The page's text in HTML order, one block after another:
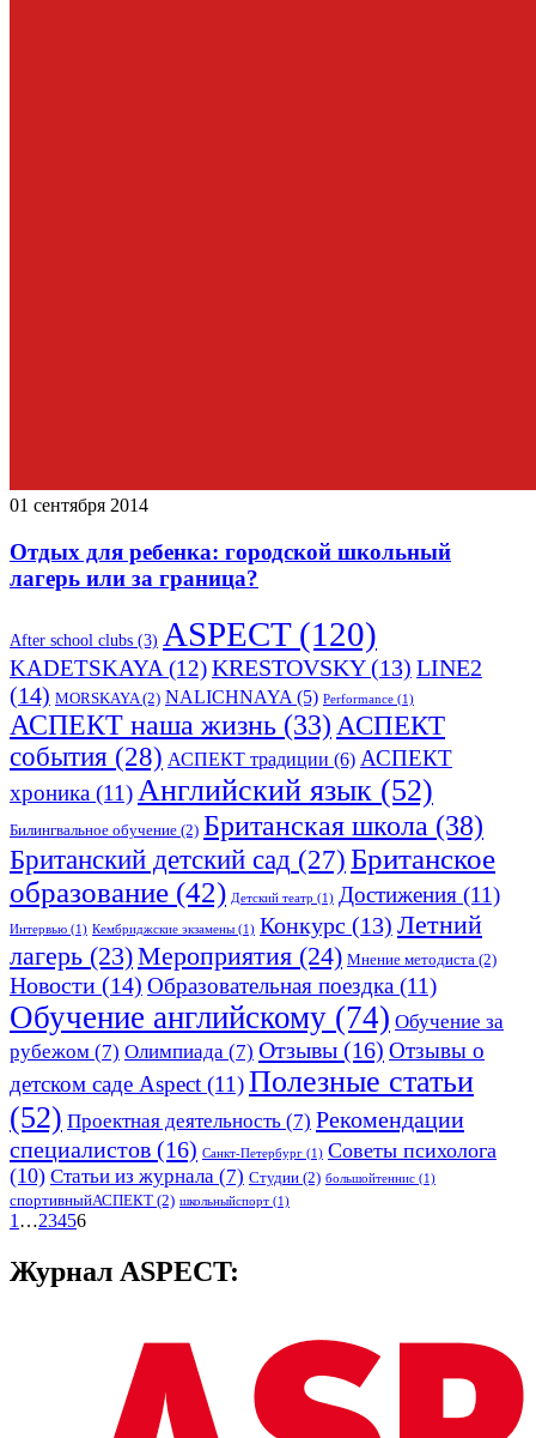
01 сентября 2014
Отдых для ребенка: городской школьный
лагерь или за граница?
After school clubs (3) ASPECT(120)
KADETSKAYA (12)KRESTOVSKY(13) LINE2
(14) MORSKAYA(2) NALICHNAYA (5) Performance (1)
АСПЕКТ наша жизнь (33) АСПЕКТ
события (28) АСПЕКТ традиции (6) АСПЕКТ
хроника (11)Английский язык (52)
Билингвальное обучение (2) Британская школа (38)
Британский детский сад (27) Британское
образование (42) Детский театр (1) Достижения (11)
Интервью (1) Кембриджские экзамены (1) Конкурс (13) Летний
лагерь (23)Мероприятия (24) Мнение методиста (2)
Новости (14) Образовательная поездка (11)
Обучение английскому (74) Обучение за
рубежом (7) Олимпиада (7) Отзывы (16) Отзывы о
детском саде Aspect (11)Полезные статьи
(52) Проектная деятельность (7) Рекомендации
специалистов (16) Санкт-Петербург (1) Советы психолога
(10) Статьи из журнала (7) Студии (2) большойтеннис (1)
спортивныйАСПЕКТ (2) школьныйспорт (1)
1 …23456
Журнал ASPECT: